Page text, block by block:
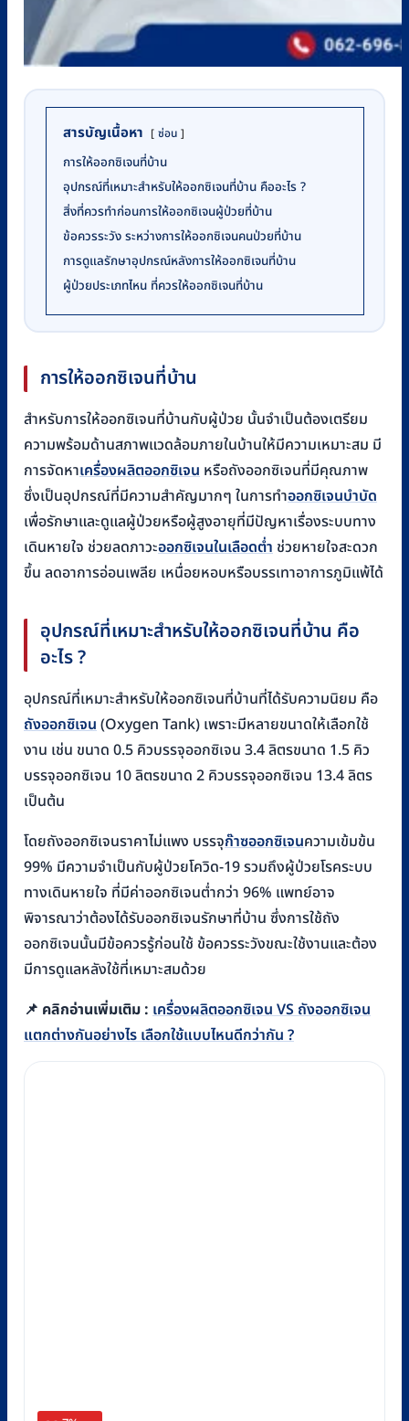
สารบัญเนื้อหา ซ่อน
การให้ออกซิเจนที่บ้าน
อุปกรณ์ที่เหมาะสำหรับให้ออกซิเจนที่บ้าน คืออะไร ?
สิ่งที่ควรทำก่อนการให้ออกซิเจนผู้ป่วยที่บ้าน
ข้อควรระวัง ระหว่างการให้ออกซิเจนคนป่วยที่บ้าน
การดูแลรักษาอุปกรณ์หลังการให้ออกซิเจนที่บ้าน
ผู้ป่วยประเภทไหน ที่ควรให้ออกซิเจนที่บ้าน
การให้ออกซิเจนที่บ้าน
สำหรับการให้ออกซิเจนที่บ้านกับผู้ป่วย นั้นจำเป็นต้องเตรียม
ความพร้อมด้านสภาพแวดล้อมภายในบ้านให้มีความเหมาะสม มี
การจัดหาเครื่องผลิตออกซิเจน หรือถังออกซิเจนที่มีคุณภาพ
ซึ่งเป็นอุปกรณ์ที่มีความสำคัญมากๆ ในการทำออกซิเจนบำบัด
เพื่อรักษาและดูแลผู้ป่วยหรือผู้สูงอายุที่มีปัญหาเรื่องระบบทาง
เดินหายใจ ช่วยลดภาวะออกซิเจนในเลือดต่ำ ช่วยหายใจสะดวก
ขึ้น ลดอาการอ่อนเพลีย เหนื่อยหอบหรือบรรเทาอาการภูมิแพ้ได้
อุปกรณ์ที่เหมาะสำหรับให้ออกซิเจนที่บ้าน คือ
อะไร ?
อุปกรณ์ที่เหมาะสำหรับให้ออกซิเจนที่บ้านที่ได้รับความนิยม คือ
ถังออกซิเจน(Oxygen Tank) เพราะมีหลายขนาดให้เลือกใช้
งาน เช่น ขนาด 0.5 คิวบรรจุออกซิเจน 3.4 ลิตรขนาด 1.5 คิว
บรรจุออกซิเจน 10 ลิตรขนาด 2 คิวบรรจุออกซิเจน 13.4 ลิตร
เป็นต้น
โดยถังออกซิเจนราคาไม่แพง บรรจุก๊าซออกซิเจนความเข้มข้น
99% มีความจำเป็นกับผู้ป่วยโควิด-19 รวมถึงผู้ป่วยโรคระบบ
ทางเดินหายใจ ที่มีค่าออกซิเจนต่ำกว่า 96% แพทย์อาจ
พิจารณาว่าต้องได้รับออกซิเจนรักษาที่บ้าน ซึ่งการใช้ถัง
ออกซิเจนนั้นมีข้อควรรู้ก่อนใช้ ข้อควรระวังขณะใช้งานและต้อง
มีการดูแลหลังใช้ที่เหมาะสมด้วย
📌 คลิกอ่านเพิ่มเติม : เครื่องผลิตออกซิเจน VS ถังออกซิเจน
แตกต่างกันอย่างไร เลือกใช้แบบไหนดีกว่ากัน ?